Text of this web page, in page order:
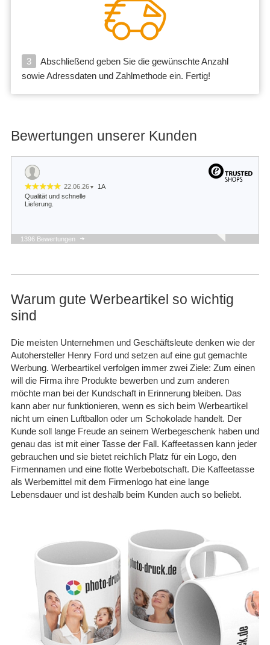
3
Abschließend geben Sie die gewünschte Anzahl
sowie Adressdaten und Zahlmethode ein. Fertig!
Bewertungen unserer Kunden
22.06.26 ▼
1A
Qualität und schnelle
Lieferung.
Seher zufrieden und ich
werde immer bei euch
bestellen, wenn ich was
brauche zauber Ta…
08.05.26 ▼
11.04.26 ▼
Nachdem zunächst keine
kam, wurde auf Nachfrage
schnell reagiert und die
Tassen kamen …
Bewegung gesetzt um kurz
vor Weihnachten noch
auszuliefern. Supergut. 5
29.12.25
Alles bestens. Schnelle
Bearbeitung und Versand.
1396 Bewertungen
Warum gute Werbeartikel so wichtig
sind
Die meisten Unternehmen und Geschäftsleute denken wie der
Autohersteller Henry Ford und setzen auf eine gut gemachte
Werbung. Werbeartikel verfolgen immer zwei Ziele: Zum einen
will die Firma ihre Produkte bewerben und zum anderen
möchte man bei der Kundschaft in Erinnerung bleiben. Das
kann aber nur funktionieren, wenn es sich beim Werbeartikel
nicht um einen Luftballon oder um Schokolade handelt. Der
Kunde soll lange Freude an seinem Werbegeschenk haben und
genau das ist mit einer Tasse der Fall. Kaffeetassen kann jeder
gebrauchen und sie bietet reichlich Platz für ein Logo, den
Firmennamen und eine flotte Werbebotschaft. Die Kaffeetasse
als Werbemittel mit dem Firmenlogo hat eine lange
Lebensdauer und ist deshalb beim Kunden auch so beliebt.